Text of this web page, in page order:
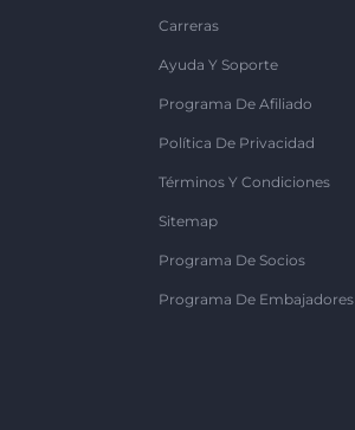
Carreras
Ayuda Y Soporte
Programa De Afiliado
Política De Privacidad
Términos Y Condiciones
Sitemap
Programa De Socios
Programa De Embajadores